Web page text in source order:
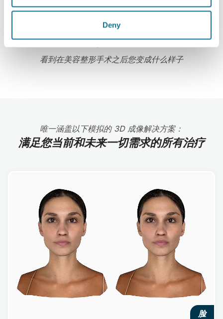
Deny
在3D模拟仿真当中崭新的自己
看到在美容整形手术之后您变成什么样子
唯一涵盖以下模拟的 3D 成像解决方案：
满足您当前和未来一切需求的所有治疗
脸